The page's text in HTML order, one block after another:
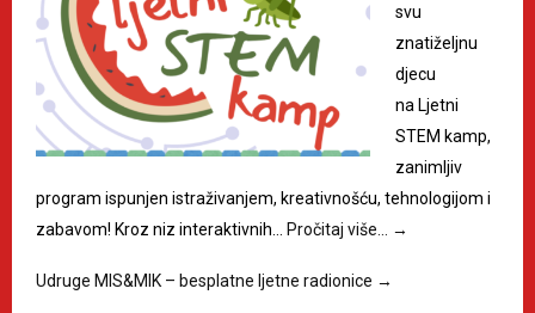
svu
znatiželjnu
djecu
na Ljetni
STEM kamp,
zanimljiv
program ispunjen istraživanjem, kreativnošću, tehnologijom i
zabavom! Kroz niz interaktivnih…
Pročitaj više… →
Udruge MIS&MIK – besplatne ljetne radionice →